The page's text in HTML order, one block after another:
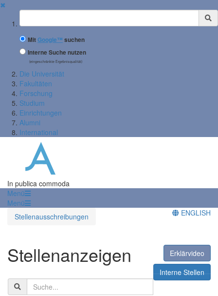
✖
Suchbegriff
MitGoogle™ suchen
Interne Suche nutzen
(eingeschränkte Ergebnisqualität)
Die Universität
Fakultäten
Forschung
Studium
Einrichtungen
Alumni
International
In publica commoda
Menü
Menü
Stellenausschreibungen
ENGLISH
Stellenanzeigen
Erklärvideo
Interne Stellen
Suchbegriff